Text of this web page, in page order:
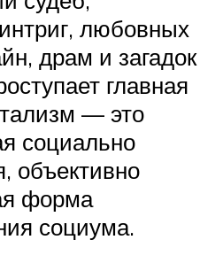
любовных
драм и загадок
главная
— это
социально
объективно
форма
социума.